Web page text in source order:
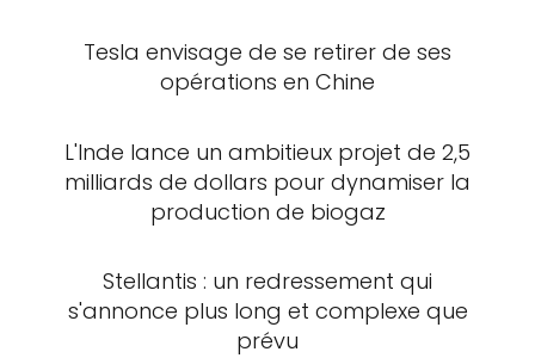
Tesla envisage de se retirer de ses
opérations en Chine
L'Inde lance un ambitieux projet de 2,5
milliards de dollars pour dynamiser la
production de biogaz
Stellantis : un redressement qui
s'annonce plus long et complexe que
prévu